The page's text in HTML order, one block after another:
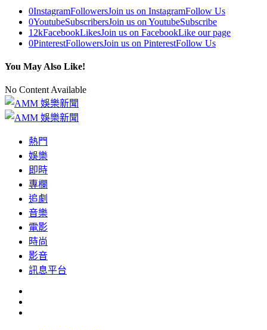
0InstagramFollowersJoin us on InstagramFollow Us
0YoutubeSubscribersJoin us on YoutubeSubscribe
12kFacebookLikesJoin us on FacebookLike our page
0PinterestFollowersJoin us on PinterestFollow Us
You May Also Like!
No Content Available
熱門
娛樂
即時
專欄
追劇
音樂
電影
時尚
影音
訊息平台